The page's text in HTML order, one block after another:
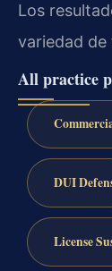
Los
variedad de
All practice
DUI
License